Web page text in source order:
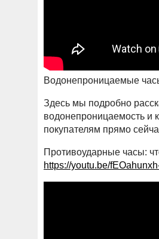
Водонепроницаемые
Здесь мы подробно
водонепроницаемость и
покупателям прямо
Противоударные часы:
https://youtu.be/